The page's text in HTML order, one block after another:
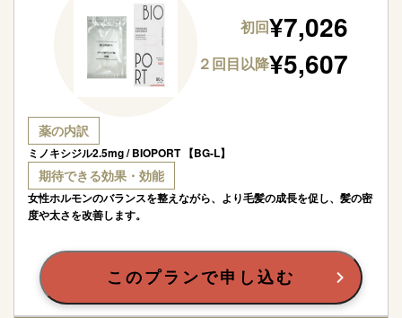
初回¥7,026
２回目以降¥5,607
薬の内訳
ミノキシジル2.5mg / BIOPORT 【BG-L】
期待できる効果・効能
女性ホルモンのバランスを整えながら、より毛髪の成長を促し、髪の密
度や太さを改善します。
このプランで申し込む